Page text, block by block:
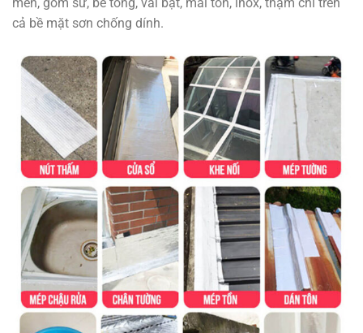
cả bề mặt sơn chống dính.